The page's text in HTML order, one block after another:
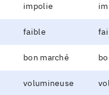
impolie
faible
bon marché
volumineuse